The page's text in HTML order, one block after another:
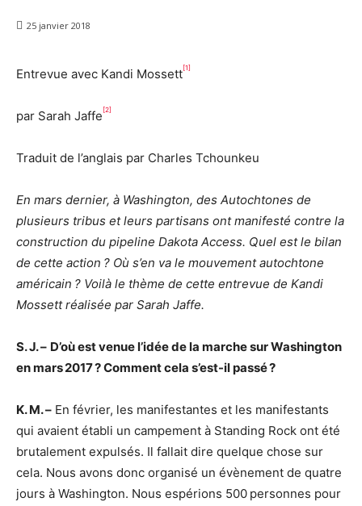
socialisme
25 janvier 2018
Entrevue avec Kandi Mossett[1]
par Sarah Jaffe [2]
Traduit de l’anglais par Charles Tchounkeu
En mars dernier, à Washington, des Autochtones de
plusieurs tribus et leurs partisans ont manifesté contre la
construction du pipeline Dakota Access. Quel est le bilan
de cette action ? Où s’en va le mouvement autochtone
américain ? Voilà le thème de cette entrevue de Kandi
Mossett réalisée par Sarah Jaffe.
S. J. – D’où est venue l’idée de la marche sur Washington
en mars 2017 ? Comment cela s’est-il passé ?
K. M. – En février, les manifestantes et les manifestants
qui avaient établi un campement à Standing Rock ont été
brutalement expulsés. Il fallait dire quelque chose sur
cela. Nous avons donc organisé un évènement de quatre
jours à Washington. Nous espérions 500 personnes pour